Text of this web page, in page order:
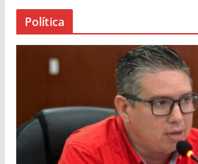
Política